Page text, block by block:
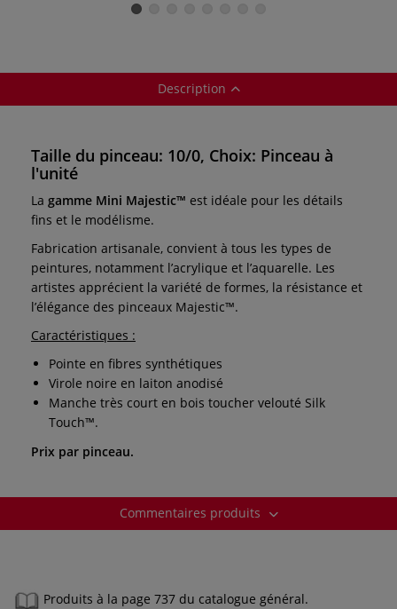
Description
Taille du pinceau: 10/0, Choix: Pinceau à
l'unité
La gamme Mini Majestic™ est idéale pour les détails
fins et le modélisme.
Fabrication artisanale, convient à tous les types de
peintures, notamment l’acrylique et l’aquarelle. Les
artistes apprécient la variété de formes, la résistance et
l’élégance des pinceaux Majestic™.
Caractéristiques :
Pointe en fibres synthétiques
Virole noire en laiton anodisé
Manche très court en bois toucher velouté Silk
Touch™.
Prix par pinceau.
Commentaires produits
Produits à la page 737 du catalogue général.